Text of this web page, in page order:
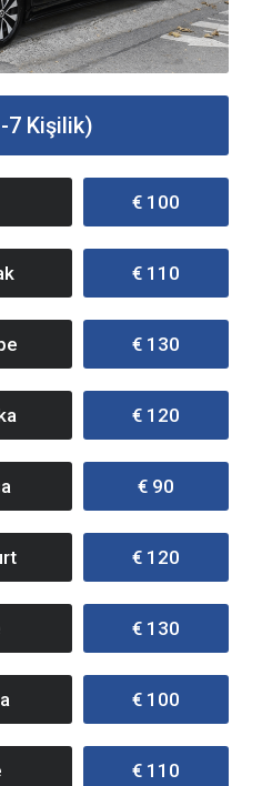
7 Kişilik)
€ 100
€ 110
€ 130
€ 120
€ 90
€ 120
€ 130
€ 100
€ 110